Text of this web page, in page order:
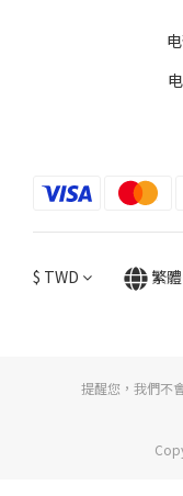
$ TWD 繁
提醒您，我們不